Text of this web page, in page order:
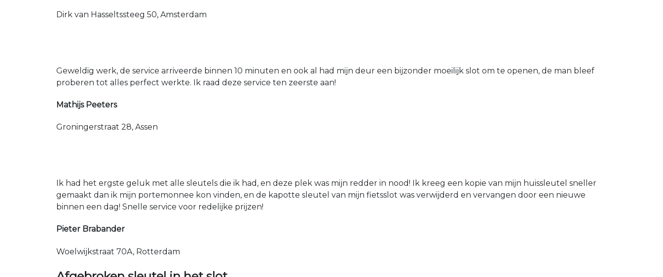
Dirk van Hasseltssteeg 50, Amsterdam
Geweldig werk, de service arriveerde binnen 10 minuten en ook al had mijn deur een bijzonder moeilijk slot om te openen, de man bleef
proberen tot alles perfect werkte. Ik raad deze service ten zeerste aan!
Mathijs Peeters
Groningerstraat 28, Assen
Ik had het ergste geluk met alle sleutels die ik had, en deze plek was mijn redder in nood! Ik kreeg een kopie van mijn huissleutel sneller
gemaakt dan ik mijn portemonnee kon vinden, en de kapotte sleutel van mijn fietsslot was verwijderd en vervangen door een nieuwe
binnen een dag! Snelle service voor redelijke prijzen!
Pieter Brabander
Woelwijkstraat 70A, Rotterdam